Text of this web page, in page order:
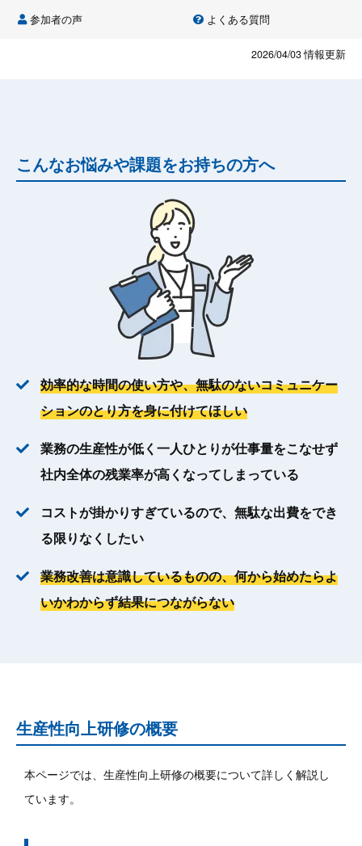
参加者の声 よくある質問
2026/04/03情報更新
こんなお悩みや課題をお持ちの方へ
効率的な時間の使い方や、無駄のないコミュニケー
ションのとり方を身に付けてほしい
業務の生産性が低く一人ひとりが仕事量をこなせず
社内全体の残業率が高くなってしまっている
コストが掛かりすぎているので、無駄な出費をでき
る限りなくしたい
業務改善は意識しているものの、何から始めたらよ
いかわからず結果につながらない
生産性向上研修の概要
本ページでは、生産性向上研修の概要について詳しく解説し
ています。